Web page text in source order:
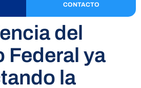
CONTACTO
del
Federal ya
la